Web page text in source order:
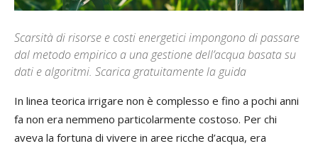
Scarsità di risorse e costi energetici impongono di passare
dal metodo empirico a una gestione dell’acqua basata su
dati e algoritmi. Scarica gratuitamente la guida
In linea teorica irrigare non è complesso e fino a pochi anni
fa non era nemmeno particolarmente costoso. Per chi
aveva la fortuna di vivere in aree ricche d’acqua, era